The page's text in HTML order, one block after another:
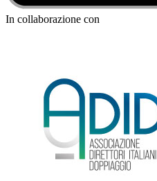
In collaborazione con